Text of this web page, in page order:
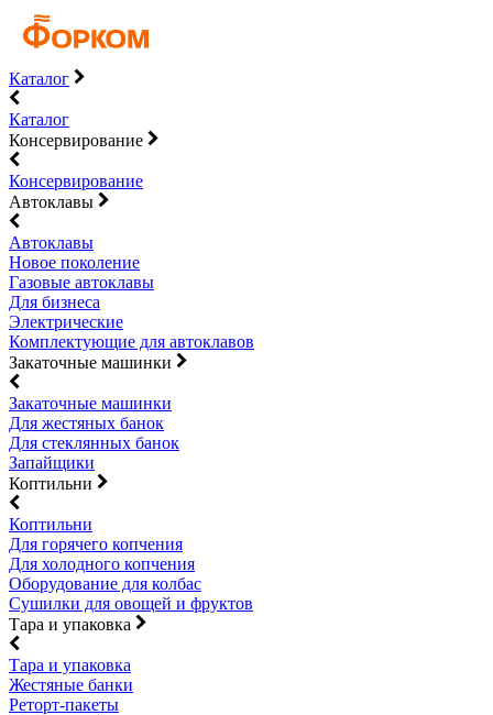
Каталог
Каталог
Консервирование
Консервирование
Автоклавы
Автоклавы
Новое поколение
Газовые автоклавы
Для бизнеса
Электрические
Комплектующие для автоклавов
Закаточные машинки
Закаточные машинки
Для жестяных банок
Для стеклянных банок
Запайщики
Коптильни
Коптильни
Для горячего копчения
Для холодного копчения
Оборудование для колбас
Сушилки для овощей и фруктов
Тара и упаковка
Тара и упаковка
Жестяные банки
Реторт-пакеты